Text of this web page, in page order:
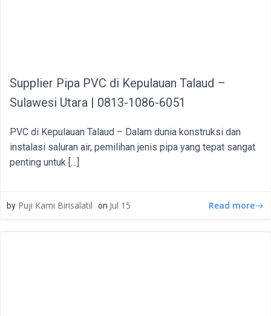
Supplier Pipa PVC di Kepulauan Talaud –
Sulawesi Utara | 0813-1086-6051
PVC di Kepulauan Talaud – Dalam dunia konstruksi dan
instalasi saluran air, pemilihan jenis pipa yang tepat sangat
penting untuk […]
by Puji Kami Birisalatil on Jul 15 Read more